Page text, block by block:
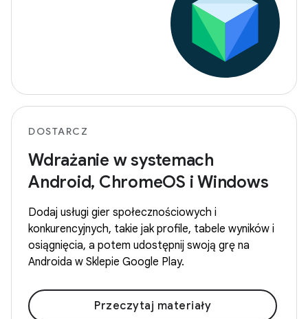
DOSTARCZ
Wdrażanie w systemach
Android, ChromeOS i Windows
Dodaj usługi gier społecznościowych i
konkurencyjnych, takie jak profile, tabele wyników i
osiągnięcia, a potem udostępnij swoją grę na
Androida w Sklepie Google Play.
Przeczytaj materiały